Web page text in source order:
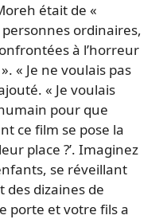
était de «
ordinaires,
à l’horreur
« Je ne voulais pas
« Je voulais
pour que
ce film se pose la
place ?’. Imaginez
se réveillant
dizaines de
porte et votre fils a